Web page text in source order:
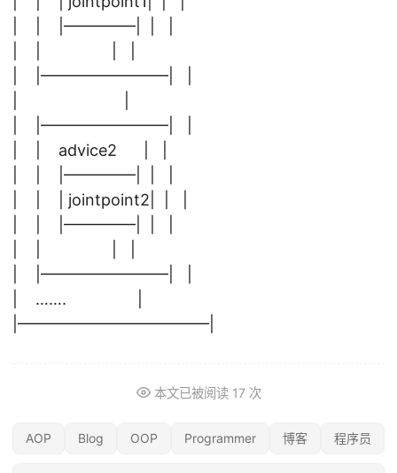
| | |————–| | |
| |————————| |
| |————————| |
| | advice2 | |
| | |————–| | |
| | | jointpoint2| | |
| | |————–| | |
| |————————| |
| ……. |
|————————————|
本文已被阅读 17次
AOP Blog OOP Programmer 博客 程序员